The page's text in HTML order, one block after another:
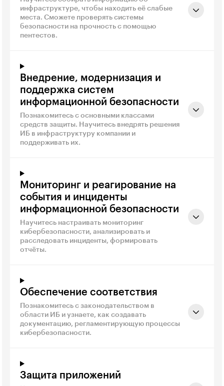
инфраструктуре, чтобы находить её слабые
места. Сможете проверять системы
безопасности на прочность с помощью
пентестов.
Внедрение, модернизация и
поддержка систем
информационной безопасности
Познакомитесь с основными классами
средств защиты. Научитесь внедрять решения
ИБ в инфраструктуру компании и
поддерживать их.
Мониторинг и реагирование на
события и инциденты
информационной безопасности
Научитесь настраивать мониторинг
кибербезопасности, анализировать и
расследовать инциденты, формировать
отчёты.
Обеспечение соответствия
Познакомитесь с законодательством в
области ИБ и узнаете, как создавать
документацию, регламентирующую процессы
кибербезопасности.
Защита приложений